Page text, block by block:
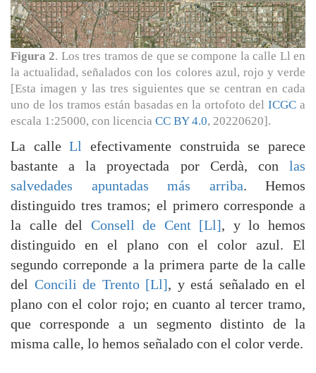
Figura 2. Los tres tramos de que se compone la calle Ll en
la actualidad, señalados con los colores azul, rojo y verde
[Esta imagen y las tres siguientes que se centran en cada
uno de los tramos están basadas en la ortofoto delICGC a
escala 1:25000, con licencia CC BY 4.0, 20220620].
La calleLl
efectivamente construida se parece
bastante a la proyectada por Cerdà, con las
salvedades apuntadas más arriba. Hemos
distinguido tres tramos; el primero corresponde a
la calle del Consell de Cent [Ll], y lo hemos
distinguido en el plano con el color azul. El
segundo correponde a la primera parte de la calle
del Concili de Trento [Ll], y está señalado en el
plano con el color rojo; en cuanto al tercer tramo,
que corresponde a un segmento distinto de la
misma calle, lo hemos señalado con el color verde.